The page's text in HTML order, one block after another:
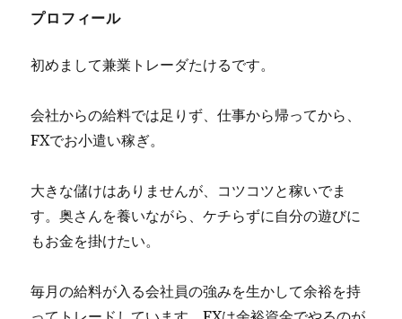
ー
シ
ョ
ン
プロフィール
初めまして兼業トレーダたけるです。
会社からの給料では足りず、仕事から帰ってから、
FXでお小遣い稼ぎ。
大きな儲けはありませんが、コツコツと稼いでま
す。奥さんを養いながら、ケチらずに自分の遊びに
もお金を掛けたい。
毎月の給料が入る会社員の強みを生かして余裕を持